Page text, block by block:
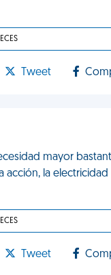
Tweet
mayor
acción, la electricidad
Tweet